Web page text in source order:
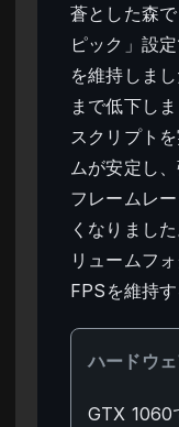
蒼とした森
ピック」設
を維持しま
まで低下し
スクリプト
ムが安定し
フレームレ
くなりまし
リュームフ
FPSを維持
ハードウ
GTX 1060